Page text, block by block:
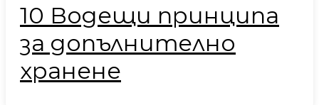
10 Водещи принципа
за допълнително
хранене